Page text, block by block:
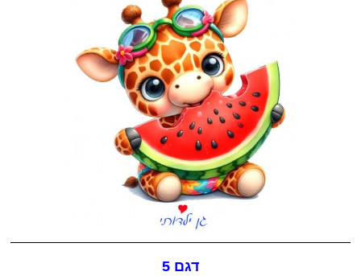
דגם 5